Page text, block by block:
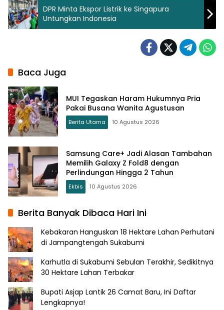
DPR Minta Ekspor Listrik ke Singapura
Untungkan Indonesia
Baca Juga
MUI Tegaskan Haram Hukumnya Pria
Pakai Busana Wanita Agustusan
Berita Utama 10 Agustus 2026
Samsung Care+ Jadi Alasan Tambahan
Memilih Galaxy Z Fold8 dengan
Perlindungan Hingga 2 Tahun
Ekbis 10 Agustus 2026
Berita Banyak Dibaca Hari Ini
Kebakaran Hanguskan 18 Hektare Lahan Perhutani
di Jampangtengah Sukabumi
Karhutla di Sukabumi Sebulan Terakhir, Sedikitnya
30 Hektare Lahan Terbakar
Bupati Asjap Lantik 26 Camat Baru, Ini Daftar
Lengkapnya!